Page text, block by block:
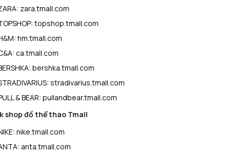
zara.tmall.com
topshop.tmall.com
hm.tmall.com
ca.tmall.com
bershka.tmall.com
stradivarius.tmall.com
& BEAR: pullandbear.tmall.com
shop đồ thể thao Tmall
nike.tmall.com
anta.tmall.com